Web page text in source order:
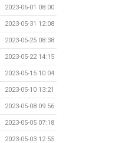
2023-06-01 08:00
2023-05-31 12:08
2023-05-25 08:38
2023-05-22 14:15
2023-05-15 10:04
2023-05-10 13:21
2023-05-08 09:56
2023-05-05 07:18
2023-05-03 12:55